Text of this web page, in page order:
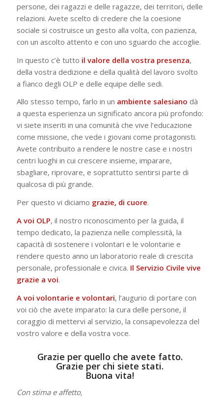
persone, dei ragazzi e delle ragazze, dei territori, delle
relazioni. Avete scelto di credere che la coesione
sociale si costruisce un gesto alla volta, con pazienza,
con un ascolto attento e con uno sguardo che accoglie.
In questo c’è tutto il valore della vostra presenza,
della vostra dedizione e della qualità del lavoro svolto
a fianco degli OLP e delle equipe delle sedi.
Allo stesso tempo, farlo in un ambiente salesiano dà
a questa esperienza un significato ancora più profondo:
vi siete inseriti in una comunità che vive l’educazione
come missione, che vede i giovani come protagonisti.
Avete contribuito a rendere le nostre case e i nostri
centri luoghi in cui crescere insieme, imparare,
sbagliare, riprovare, e soprattutto sentirsi parte di
qualcosa di più grande.
Per questo vi diciamo grazie, di cuore.
A voi OLP, il nostro riconoscimento per la guida, il
tempo dedicato, la pazienza nelle complessità, la
capacità di sostenere i volontari e le volontarie e
rendere questo anno un laboratorio reale di crescita
personale, professionale e civica. Il Servizio Civile vive
grazie a voi.
A voi volontarie e volontari, l’augurio di portare con
voi ciò che avete imparato: la cura delle persone, il
coraggio di mettervi al servizio, la consapevolezza del
vostro valore e della vostra voce.
Grazie per quello che avete fatto.
Grazie per chi siete stati.
Buona vita!
Con stima e affetto,